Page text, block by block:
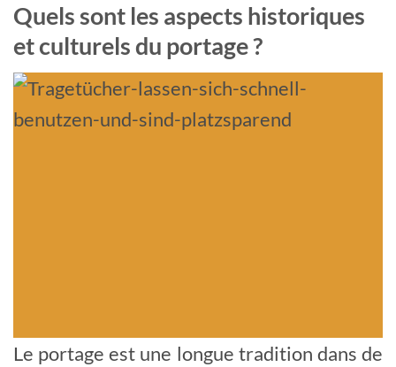
Quels sont les aspects historiques
et culturels du portage ?
Le portage est une longue tradition dans de